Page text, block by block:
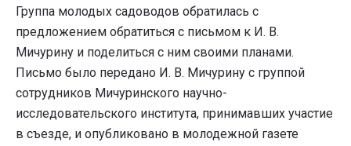
Группа молодых садоводов обратилась с
предложением обратиться с письмом к И. В.
Мичурину и поделиться с ним своими планами.
Письмо было передано И. В. Мичурину с группой
сотрудников Мичуринского научно-
исследовательского института, принимавших участие
в съезде, и опубликовано в молодежной газете